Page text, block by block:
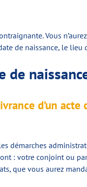
Vous
de naissance, le
de
d’un acte
démarches
: votre conjoint ou
que vous aurez